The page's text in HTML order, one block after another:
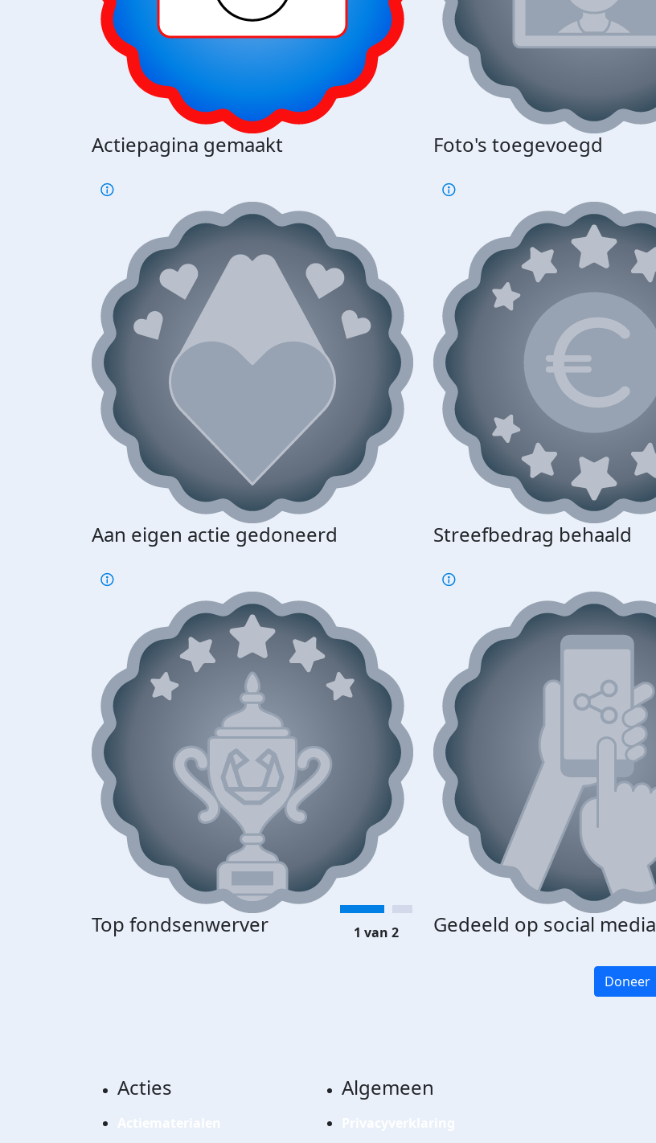
Actiepagina gemaakt Foto's toegevoegd
Aan eigen actie gedoneerd Streefbedrag behaald
Top fondsenwerver Gedeeld op social media
1 van 2
Doneer
Acties Algemeen